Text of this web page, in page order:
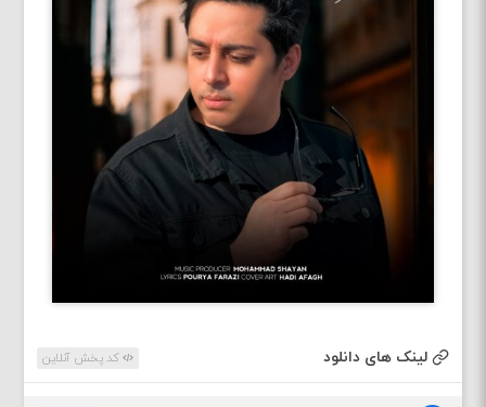
لینک های دانلود کد پخش آنلاین